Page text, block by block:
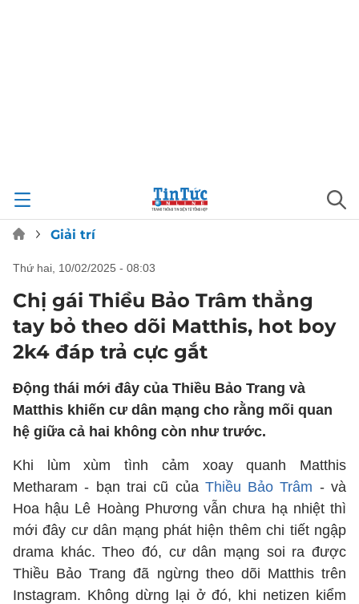
Giải trí
thứ hai, 10/02/2025 - 08:03
Chị gái Thiều Bảo Trâm thẳng
tay bỏ theo dõi Matthis, hot boy
2k4 đáp trả cực gắt
Động thái mới đây của Thiều Bảo Trang và
Matthis khiến cư dân mạng cho rằng mối quan
hệ giữa cả hai không còn như trước.
Khi lùm xùm tình cảm xoay quanh Matthis
Metharam - bạn trai cũ của Thiều Bảo Trâm - và
Hoa hậu Lê Hoàng Phương vẫn chưa hạ nhiệt thì
mới đây cư dân mạng phát hiện thêm chi tiết ngập
drama khác. Theo đó, cư dân mạng soi ra được
Thiều Bảo Trang đã ngừng theo dõi Matthis trên
Instagram. Không dừng lại ở đó, khi netizen kiểm